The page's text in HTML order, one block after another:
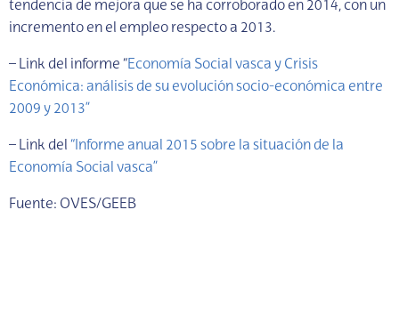
tendencia de mejora que se ha corroborado en 2014, con un
incremento en el empleo respecto a 2013.
– Link del informe “Economía Social vasca y Crisis
Económica: análisis de su evolución socio-económica entre
2009 y 2013”
– Link del “Informe anual 2015 sobre la situación de la
Economía Social vasca”
Fuente: OVES/GEEB